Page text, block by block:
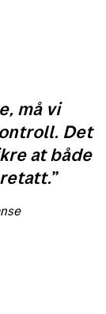
må vi
Det
at både